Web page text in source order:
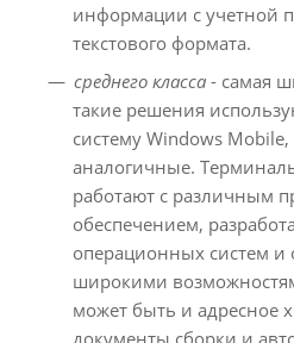
информации с учетной
текстового формата.
среднего класса - самая
такие решения
систему Windows
аналогичные.
работают с различным
обеспечением,
операционных систем
широкими
может быть и адресное
документы сборки и